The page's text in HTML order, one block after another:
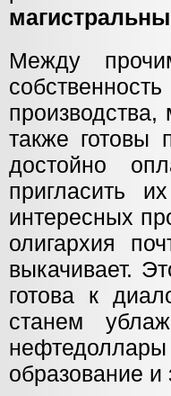
Между
также готовы
достойно
пригласить
интересных
олигархия
выкачивает.
готова к
станем
образование и